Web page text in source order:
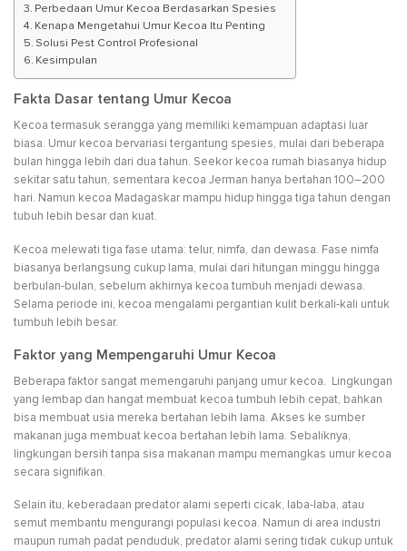
Perbedaan Umur Kecoa Berdasarkan Spesies
Kenapa Mengetahui Umur Kecoa Itu Penting
Solusi Pest Control Profesional
Kesimpulan
Fakta Dasar tentang Umur Kecoa
Kecoa termasuk serangga yang memiliki kemampuan adaptasi luar
biasa. Umur kecoa bervariasi tergantung spesies, mulai dari beberapa
bulan hingga lebih dari dua tahun. Seekor kecoa rumah biasanya hidup
sekitar satu tahun, sementara kecoa Jerman hanya bertahan 100–200
hari. Namun kecoa Madagaskar mampu hidup hingga tiga tahun dengan
tubuh lebih besar dan kuat.
Kecoa melewati tiga fase utama: telur, nimfa, dan dewasa. Fase nimfa
biasanya berlangsung cukup lama, mulai dari hitungan minggu hingga
berbulan-bulan, sebelum akhirnya kecoa tumbuh menjadi dewasa.
Selama periode ini, kecoa mengalami pergantian kulit berkali-kali untuk
tumbuh lebih besar.
Faktor yang Mempengaruhi Umur Kecoa
Beberapa faktor sangat memengaruhi panjang umur kecoa. Lingkungan
yang lembap dan hangat membuat kecoa tumbuh lebih cepat, bahkan
bisa membuat usia mereka bertahan lebih lama. Akses ke sumber
makanan juga membuat kecoa bertahan lebih lama. Sebaliknya,
lingkungan bersih tanpa sisa makanan mampu memangkas umur kecoa
secara signifikan.
Selain itu, keberadaan predator alami seperti cicak, laba-laba, atau
semut membantu mengurangi populasi kecoa. Namun di area industri
maupun rumah padat penduduk, predator alami sering tidak cukup untuk